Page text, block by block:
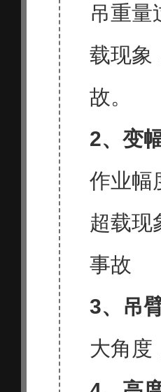
吊重量
载现象
故。
2、 变
作业幅
超载现
事故
3、吊
大角度